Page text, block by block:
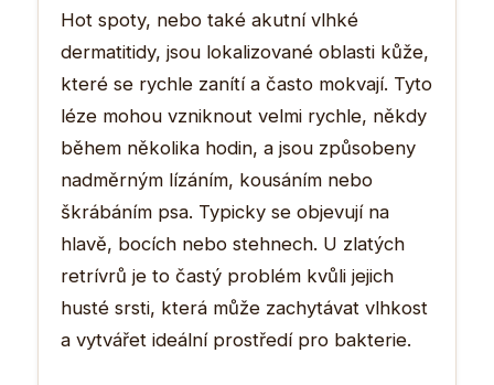
Hot spoty, nebo také akutní vlhké
dermatitidy, jsou lokalizované oblasti kůže,
které se rychle zanítí a často mokvají. Tyto
léze mohou vzniknout velmi rychle, někdy
během několika hodin, a jsou způsobeny
nadměrným lízáním, kousáním nebo
škrábáním psa. Typicky se objevují na
hlavě, bocích nebo stehnech. U zlatých
retrívrů je to častý problém kvůli jejich
husté srsti, která může zachytávat vlhkost
a vytvářet ideální prostředí pro bakterie.